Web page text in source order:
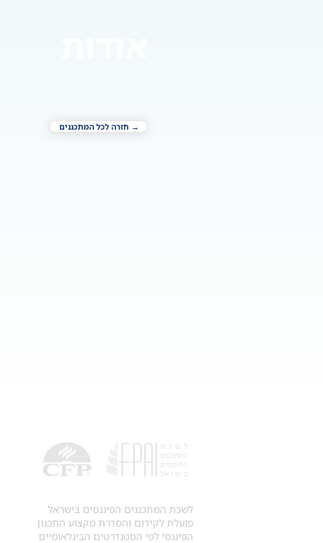
→ חזרה לכל המתכננים
לשכת המתכננים הפיננסים בישראל
פועלת לקידום והסדרת מקצוע התכנון
הפיננסי לפי הסטנדרטים הבינלאומיים